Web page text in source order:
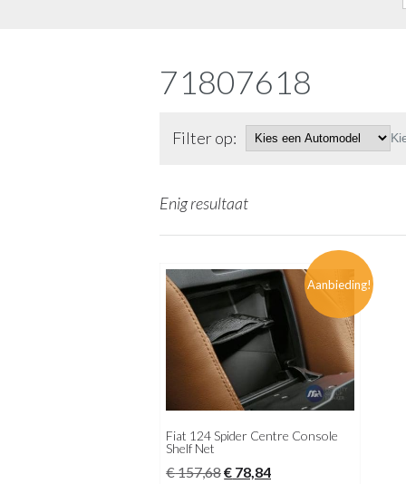
71807618
Filter op:
Enig resultaat
Aanbieding!
Fiat 124 Spider Centre Console
Shelf Net
€157,68Oorspronkelijke
€ 78,84Huidige